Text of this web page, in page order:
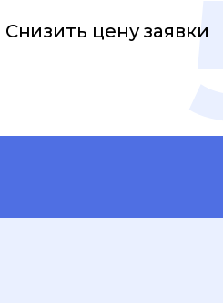
Снизить цену заявки